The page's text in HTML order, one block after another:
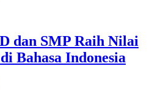
dan SMP Raih Nilai
Bahasa Indonesia